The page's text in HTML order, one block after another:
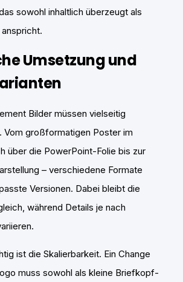
sowohl inhaltlich überzeugt als
Umsetzung und
Bilder müssen vielseitig
Vom großformatigen Poster im
über die PowerPoint-Folie bis zur
– verschiedene Formate
Versionen. Dabei bleibt die
während Details je nach
ist die Skalierbarkeit. Ein Change
muss sowohl als kleine Briefkopf-